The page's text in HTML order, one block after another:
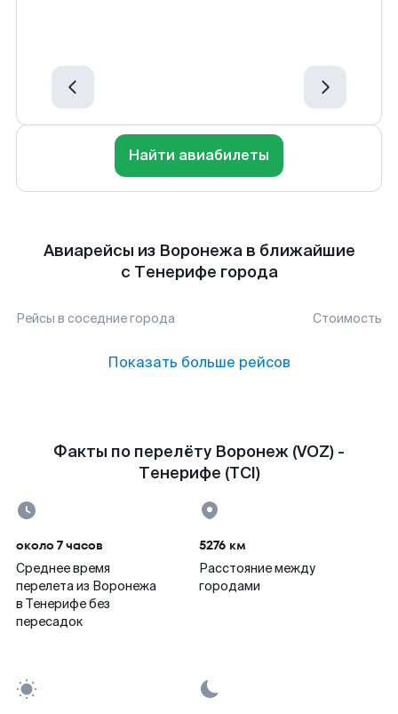
Найти авиабилеты
Авиарейсы из Воронежа в ближайшие
с Тенерифе города
Рейсы в соседние города Стоимость
Показать больше рейсов
Факты по перелёту Воронеж (VOZ) -
Тенерифе (TCI)
около 7 часов
Среднее время
перелета из Воронежа
в Тенерифе без
пересадок
5276 км
Расстояние между
городами